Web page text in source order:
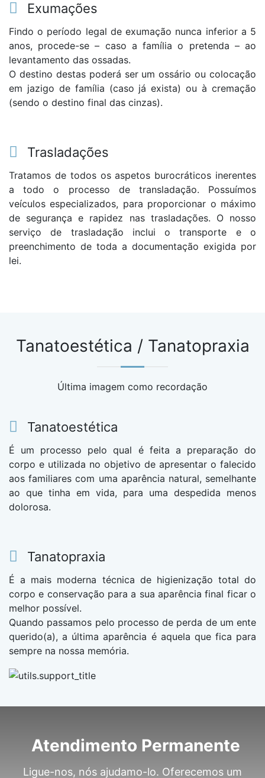
Exumações
Findo o período legal de exumação nunca inferior a 5
anos, procede-se – caso a família o pretenda – ao
levantamento das ossadas.
O destino destas poderá ser um ossário ou colocação
em jazigo de família (caso já exista) ou à cremação
(sendo o destino final das cinzas).
Trasladações
Tratamos de todos os aspetos burocráticos inerentes
a todo o processo de transladação. Possuímos
veículos especializados, para proporcionar o máximo
de segurança e rapidez nas trasladações. O nosso
serviço de trasladação inclui o transporte e o
preenchimento de toda a documentação exigida por
lei.
Tanatoestética / Tanatopraxia
Última imagem como recordação
Tanatoestética
É um processo pelo qual é feita a preparação do
corpo e utilizada no objetivo de apresentar o falecido
aos familiares com uma aparência natural, semelhante
ao que tinha em vida, para uma despedida menos
dolorosa.
Tanatopraxia
É a mais moderna técnica de higienização total do
corpo e conservação para a sua aparência final ficar o
melhor possível.
Quando passamos pelo processo de perda de um ente
querido(a), a última aparência é aquela que fica para
sempre na nossa memória.
Atendimento Permanente
Ligue-nos, nós ajudamo-lo. Oferecemos um